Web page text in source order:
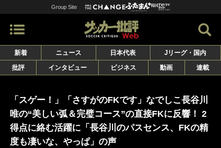
Group Site
新着 ニュース 日本代表
Jリーグ・国内
批評
インタビュー ビジネス 動画 連載
「スゲー！」「さすがのFKです」なでしこ長谷川
唯の“美しい弧＆完璧コース”の直接FKに反響！ 2
得点に絡む活躍に「長谷川のパスセンス、FKの精
度も凄いな、やっぱ」の声